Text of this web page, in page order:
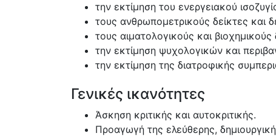
την εκτίμηση του ενεργειακού
τους ανθρωπομετρικούς δείκτες και
τους αιματολογικούς και βιοχημικούς
την εκτίμηση ψυχολογικών και
την εκτίμηση της διατροφικής
Γενικές ικανότητες
Άσκηση κριτικής και αυτοκριτικής.
Προαγωγή της ελεύθερης,